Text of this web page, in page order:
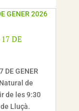
DE
DE GENER
de
de les 9:30
Lluçà.